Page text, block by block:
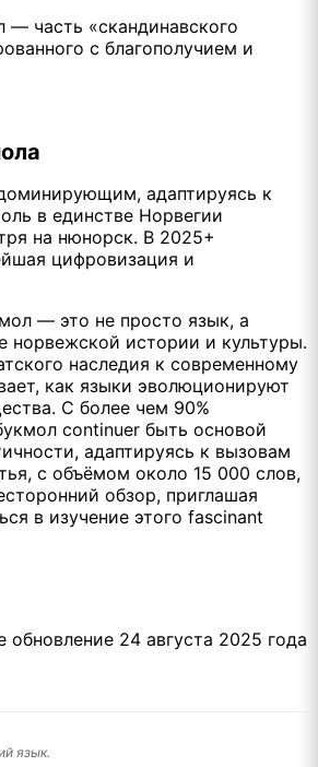
— часть «скандинавского
с благополучием и
адаптируясь к
в единстве Норвегии
на нюнорск. В 2025+
цифровизация и
— это не просто язык, а
норвежской истории и культуры.
наследия к современному
как языки эволюционируют
С более чем 90%
continuer быть основой
адаптируясь к вызовам
с объёмом около 15 000 слов,
обзор, приглашая
в изучение этого fascinant
обновление 24 августа 2025 года
язык.